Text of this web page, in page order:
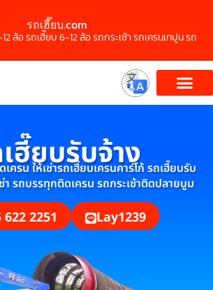
รถเฮี๊ยบ.com
ล้อ รถเฮี๊ยบ 6-12 ล้อ รถกระเช้า รถเครนเทปูน รถ
ฮี๊ยบรับจ้าง
ครน ให้เช่ารถเฮี๊ยบเครนคาร์โก้ รถเฮี๊ยบรับ
า รถบรรทุกติดเครน รถกระเช้าติดปลายบูม
622 2251 Lay1239